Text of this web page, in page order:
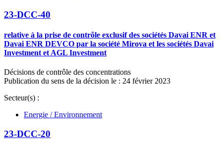
23-DCC-40
relative à la prise de contrôle exclusif des sociétés Davai ENR et
Davai ENR DEVCO par la société Mirova et les sociétés Davai
Investment et AGL Investment
Décisions de contrôle des concentrations
Publication du sens de la décision le : 24 février 2023
Secteur(s) :
Energie / Environnement
23-DCC-20